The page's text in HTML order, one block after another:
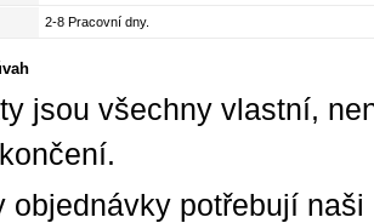
2-8 Pracovní dny.
jsou všechny vlastní,
objednávky potřebují